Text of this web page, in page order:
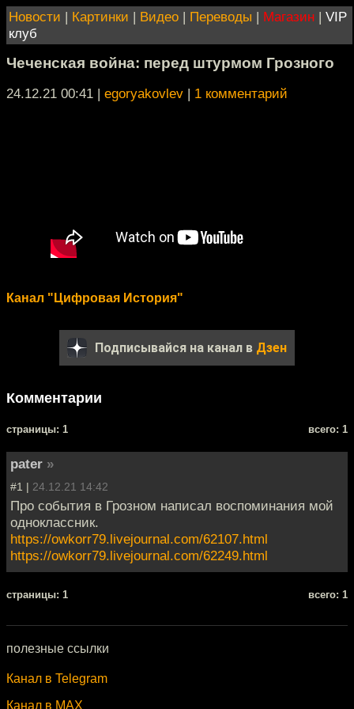
Новости | Картинки | Видео | Переводы | Магазин | VIP
клуб
Чеченская война: перед штурмом Грозного
24.12.21 00:41 | egoryakovlev | 1 комментарий
Канал "Цифровая История"
Подписывайся на канал в Дзен
Комментарии
cтраницы: 1 всего: 1
pater »
#1 | 24.12.21 14:42
Про события в Грозном написал воспоминания мой
одноклассник.
https://owkorr79.livejournal.com/62107.html
https://owkorr79.livejournal.com/62249.html
cтраницы: 1 всего: 1
полезные ссылки
Канал в Telegram
Канал в MAX